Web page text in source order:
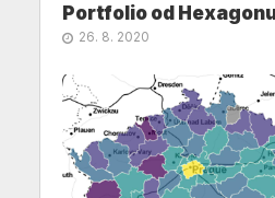
Portfolio od
26. 8. 2020